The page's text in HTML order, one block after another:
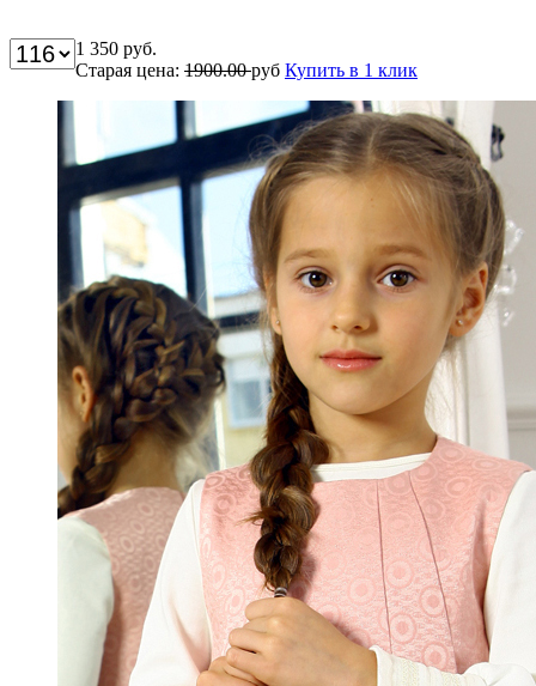
1 350 руб.
Старая цена: 1900.00руб Купить в 1 клик